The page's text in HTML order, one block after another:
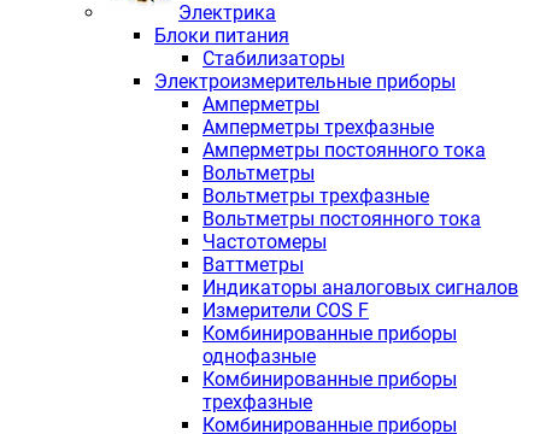
Электрика
Блоки питания
Стабилизаторы
Электроизмерительные приборы
Амперметры
Амперметры трехфазные
Амперметры постоянного тока
Вольтметры
Вольтметры трехфазные
Вольтметры постоянного тока
Частотомеры
Ваттметры
Индикаторы аналоговых сигналов
Измерители COS F
Комбинированные приборы
однофазные
Комбинированные приборы
трехфазные
Комбинированные приборы